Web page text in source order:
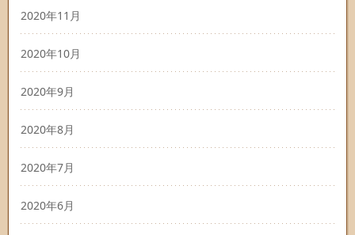
2020年11月
2020年10月
2020年9月
2020年8月
2020年7月
2020年6月